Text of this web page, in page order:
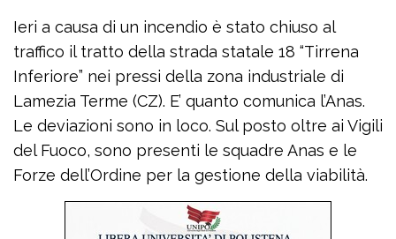
Ieri a causa di un incendio è stato chiuso al
traffico il tratto della strada statale 18 “Tirrena
Inferiore” nei pressi della zona industriale di
Lamezia Terme (CZ). E’ quanto comunica l’Anas.
Le deviazioni sono in loco. Sul posto oltre ai Vigili
del Fuoco, sono presenti le squadre Anas e le
Forze dell’Ordine per la gestione della viabilità.